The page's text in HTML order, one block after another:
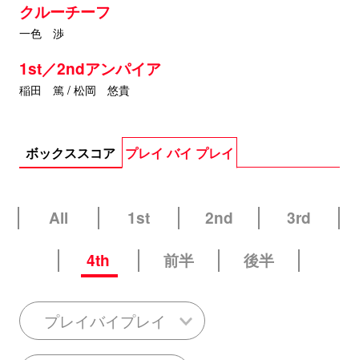
クルーチーフ
一色 渉
1st／2ndアンパイア
稲田 篤 / 松岡 悠貴
ボックススコア プレイ バイ プレイ
All 1st 2nd
3rd
4th
前半 後半
プレイバイプレイ